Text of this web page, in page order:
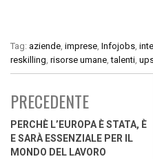
Tag: aziende, imprese, Infojobs,
reskilling, risorse umane,talenti,
PRECEDENTE
PERCHÈ L’EUROPA È STATA, È
E SARÀ ESSENZIALE PER IL
MONDO DEL LAVORO